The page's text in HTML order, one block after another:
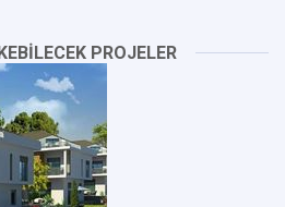
PROJELER